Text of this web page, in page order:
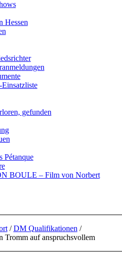
Hessen
gefunden
Pétanque
BOULE – Film von Norbert
/ DM Qualifikationen /
Tromm auf anspruchsvollem